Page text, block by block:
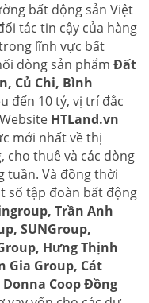
bất động sản Việt
tác tin cậy của hàng
lĩnh vực bất
dòng sản phẩm Đất
Củ Chi, Bình
đến 10 tỷ, vị trí đắc
HTLand.vn
mới nhất về thị
cho thuê và các dòng
tuần. Và đồng thời
số tập đoàn bất động
Trần Anh
SUNGroup,
Hưng Thịnh
Gia Group, Cát
Coop Đồng